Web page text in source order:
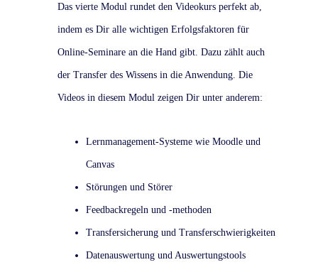
Das vierte Modul rundet den Videokurs perfekt ab,
indem es Dir alle wichtigen Erfolgsfaktoren für
Online-Seminare an die Hand gibt. Dazu zählt auch
der Transfer des Wissens in die Anwendung. Die
Videos in diesem Modul zeigen Dir unter anderem:
Lernmanagement-Systeme wie Moodle und
Canvas
Störungen und Störer
Feedbackregeln und -methoden
Transfersicherung und Transferschwierigkeiten
Datenauswertung und Auswertungstools